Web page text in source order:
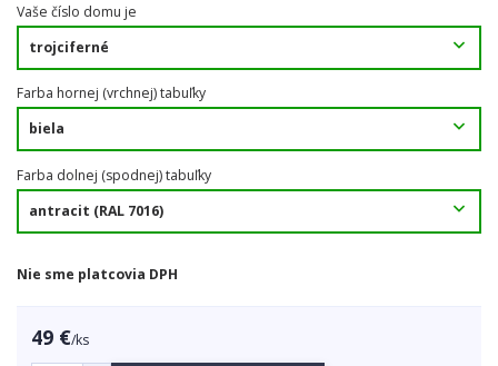
Vaše číslo domu je
Farba hornej (vrchnej) tabuľky
Farba dolnej (spodnej) tabuľky
Nie sme platcovia DPH
49 €/ks